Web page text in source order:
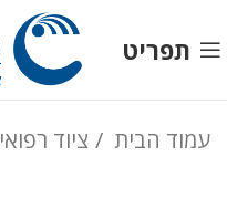
תפריט
עמוד הבית ציוד רפואי